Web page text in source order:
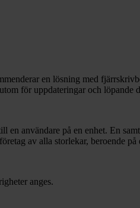
en lösning med
för uppdateringar och löpande
användare på en enhet. En
av alla storlekar, beroende på
anges.